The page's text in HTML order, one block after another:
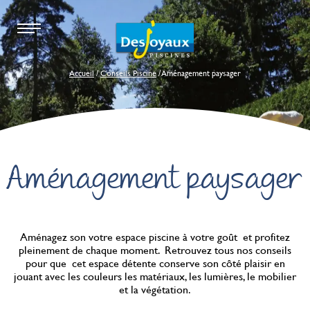
Accueil/Conseils Piscine/ Aménagement paysager
Aménagement paysager
Aménagez son votre espace piscine à votre goût et profitez
pleinement de chaque moment. Retrouvez tous nos conseils
pour que cet espace détente conserve son côté plaisir en
jouant avec les couleurs les matériaux, les lumières, le mobilier
et la végétation.